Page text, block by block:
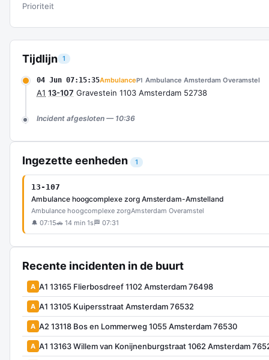
Tijdlijn 1
04 Jun 07:15:35AmbulanceP1 Ambulance Amsterdam Overamstel
A1 13-107 Gravestein 1103 Amsterdam 52738
Incident afgesloten — 10:36
Ingezette eenheden 1
13-107
Ambulance hoogcomplexe zorg Amsterdam-Amstelland
Ambulance hoogcomplexe zorgAmsterdam Overamstel
🔔 07:15🚗 14 min 1s 🏁 07:31
Recente incidenten in de buurt
A A1 13165 Flierbosdreef 1102 Amsterdam 76498
A A1 13105 Kuipersstraat Amsterdam 76532
A A2 13118 Bos en Lommerweg 1055 Amsterdam 76530
A A1 13163 Willem van Konijnenburgstraat 1062 Amsterdam
Prioriteit